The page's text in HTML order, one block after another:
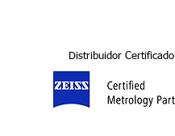
Distribuidor Certificado